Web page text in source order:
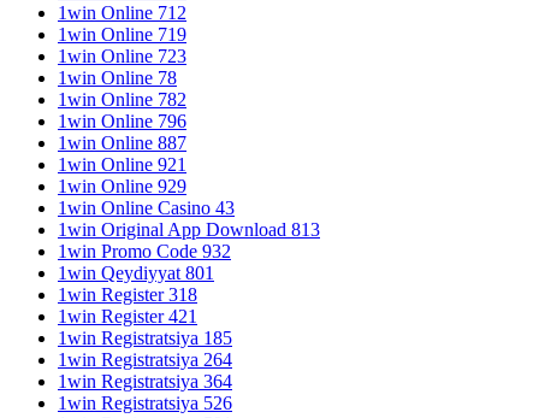
1win Online 712
1win Online 719
1win Online 723
1win Online 78
1win Online 782
1win Online 796
1win Online 887
1win Online 921
1win Online 929
1win Online Casino 43
1win Original App Download 813
1win Promo Code 932
1win Qeydiyyat 801
1win Register 318
1win Register 421
1win Registratsiya 185
1win Registratsiya 264
1win Registratsiya 364
1win Registratsiya 526